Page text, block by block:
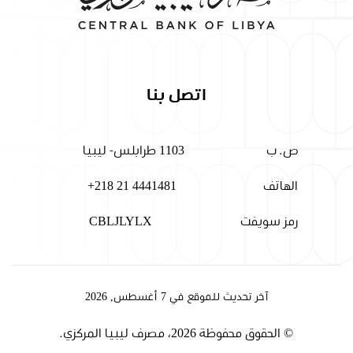
اتصل بنا
ص. ب 1103 طرابلس- ليبيا
الهاتف +218 21 4441481
رمز سويفت CBLJLYLX
آخر تحديث للموقع في 7 أغسطس, 2026
© الحقوق محفوظة 2026، مصرف ليبيا المركزي.